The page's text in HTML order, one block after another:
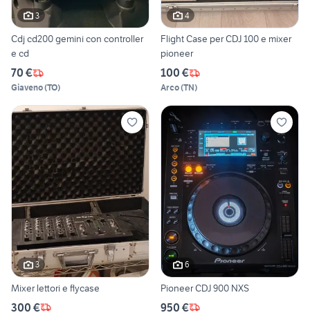
3
Cdj cd200 gemini con controller
e cd
70 €
Giaveno(TO)
4
Flight Case per CDJ 100 e mixer
pioneer
100 €
Arco(TN)
3
Mixer lettori e flycase
300 €
6
Pioneer CDJ 900 NXS
950 €